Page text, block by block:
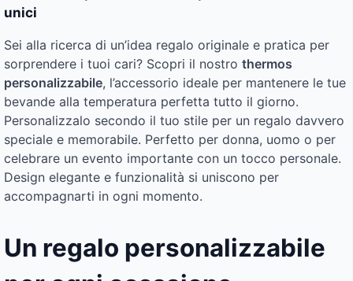
unici
Sei alla ricerca di un’idea regalo originale e pratica per
sorprendere i tuoi cari? Scopri il nostro thermos
personalizzabile, l’accessorio ideale per mantenere le tue
bevande alla temperatura perfetta tutto il giorno.
Personalizzalo secondo il tuo stile per un regalo davvero
speciale e memorabile. Perfetto per donna, uomo o per
celebrare un evento importante con un tocco personale.
Design elegante e funzionalità si uniscono per
accompagnarti in ogni momento.
Un regalo personalizzabile